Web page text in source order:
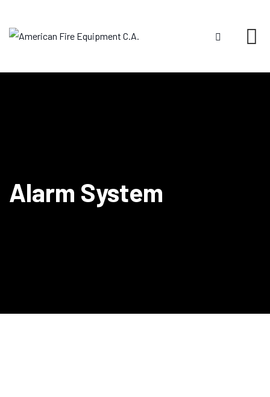
content
Alarm System